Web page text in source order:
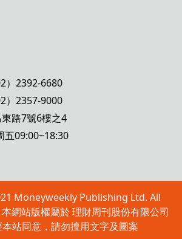
）2392-6680
）2357-9000
路7號6樓之4
五09:00~18:30
Moneyweekly Publishing Ltd. All
網站版權屬於 理財周刊股份有限公司
站同意，請勿擅用文字及圖案